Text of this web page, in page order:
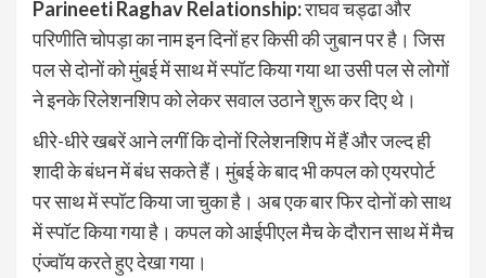
Parineeti Raghav Relationship:राघव चड्ढा और
परिणीति चोपड़ा का नाम इन दिनों हर किसी की जुबान पर है। जिस
पल से दोनों को मुंबई में साथ में स्पॉट किया गया था उसी पल से लोगों
ने इनके रिलेशनशिप को लेकर सवाल उठाने शुरू कर दिए थे।
धीरे-धीरे खबरें आने लगीं कि दोनों रिलेशनशिप में हैं और जल्द ही
शादी के बंधन में बंध सकते हैं। मुंबई के बाद भी कपल को एयरपोर्ट
पर साथ में स्पॉट किया जा चुका है। अब एक बार फिर दोनों को साथ
में स्पॉट किया गया है। कपल को आईपीएल मैच के दौरान साथ में मैच
एंज्वॉय करते हुए देखा गया।